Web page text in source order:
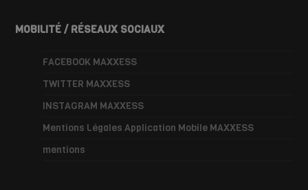
MOBILITÉ / RÉSEAUX SOCIAUX
FACEBOOK MAXXESS
TWITTER MAXXESS
INSTAGRAM MAXXESS
Mentions Légales Application Mobile MAXXESS
mentions